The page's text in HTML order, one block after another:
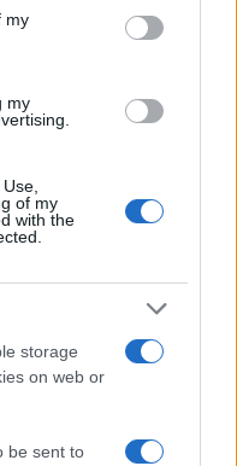
my
my
of my
with the
storage
on web or
be sent to